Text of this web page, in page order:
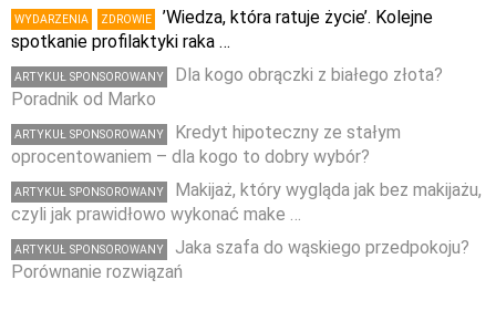
WYDARZENIA ZDROWIE
’Wiedza, która ratuje życie’. Kolejne
spotkanie profilaktyki raka …
ARTYKUŁ SPONSOROWANY
Dla kogo obrączki z białego złota?
Poradnik od Marko
ARTYKUŁ SPONSOROWANY
Kredyt hipoteczny ze stałym
oprocentowaniem – dla kogo to dobry wybór?
ARTYKUŁ SPONSOROWANY
Makijaż, który wygląda jak bez makijażu,
czyli jak prawidłowo wykonać make …
ARTYKUŁ SPONSOROWANY
Jaka szafa do wąskiego przedpokoju?
Porównanie rozwiązań